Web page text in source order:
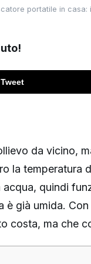
portatile in casa:
Tweet
da vicino,
la temperatura
quindi
è già umida.
costa, ma che